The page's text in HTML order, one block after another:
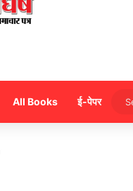
All Books ई-पेपर